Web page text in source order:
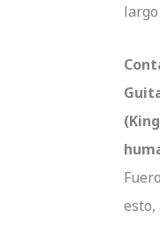
esto,